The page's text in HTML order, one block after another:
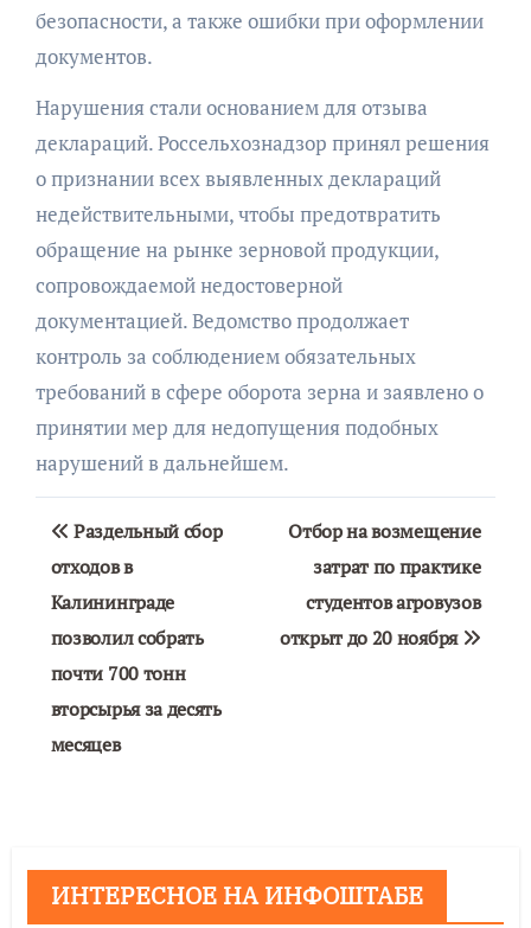
безопасности, а также ошибки при оформлении
документов.
Нарушения стали основанием для отзыва
деклараций. Россельхознадзор принял решения
о признании всех выявленных деклараций
недействительными, чтобы предотвратить
обращение на рынке зерновой продукции,
сопровождаемой недостоверной
документацией. Ведомство продолжает
контроль за соблюдением обязательных
требований в сфере оборота зерна и заявлено о
принятии мер для недопущения подобных
нарушений в дальнейшем.
Навигация
по
записям
Раздельный сбор
отходов в
Калининграде
позволил собрать
почти 700 тонн
вторсырья за десять
месяцев
Отбор на возмещение
затрат по практике
студентов агровузов
открыт до 20 ноября
ИНТЕРЕСНОЕ НА ИНФОШТАБЕ